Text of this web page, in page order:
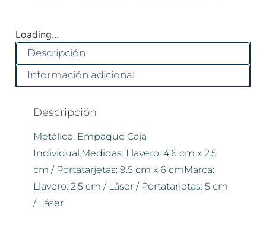
Loading...
Descripción
Información adicional
Descripción
Metálico. Empaque Caja
Individual.Medidas: Llavero: 4.6 cm x 2.5
cm / Portatarjetas: 9.5 cm x 6 cmMarca:
Llavero: 2.5 cm / Láser / Portatarjetas: 5 cm
/ Láser